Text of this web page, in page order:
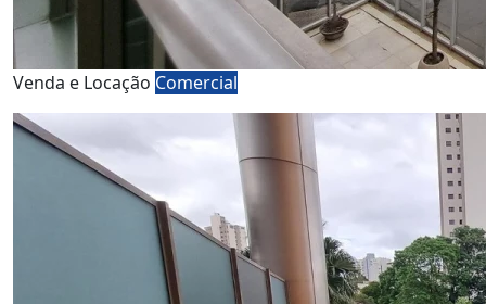
Venda e Locação Comercial